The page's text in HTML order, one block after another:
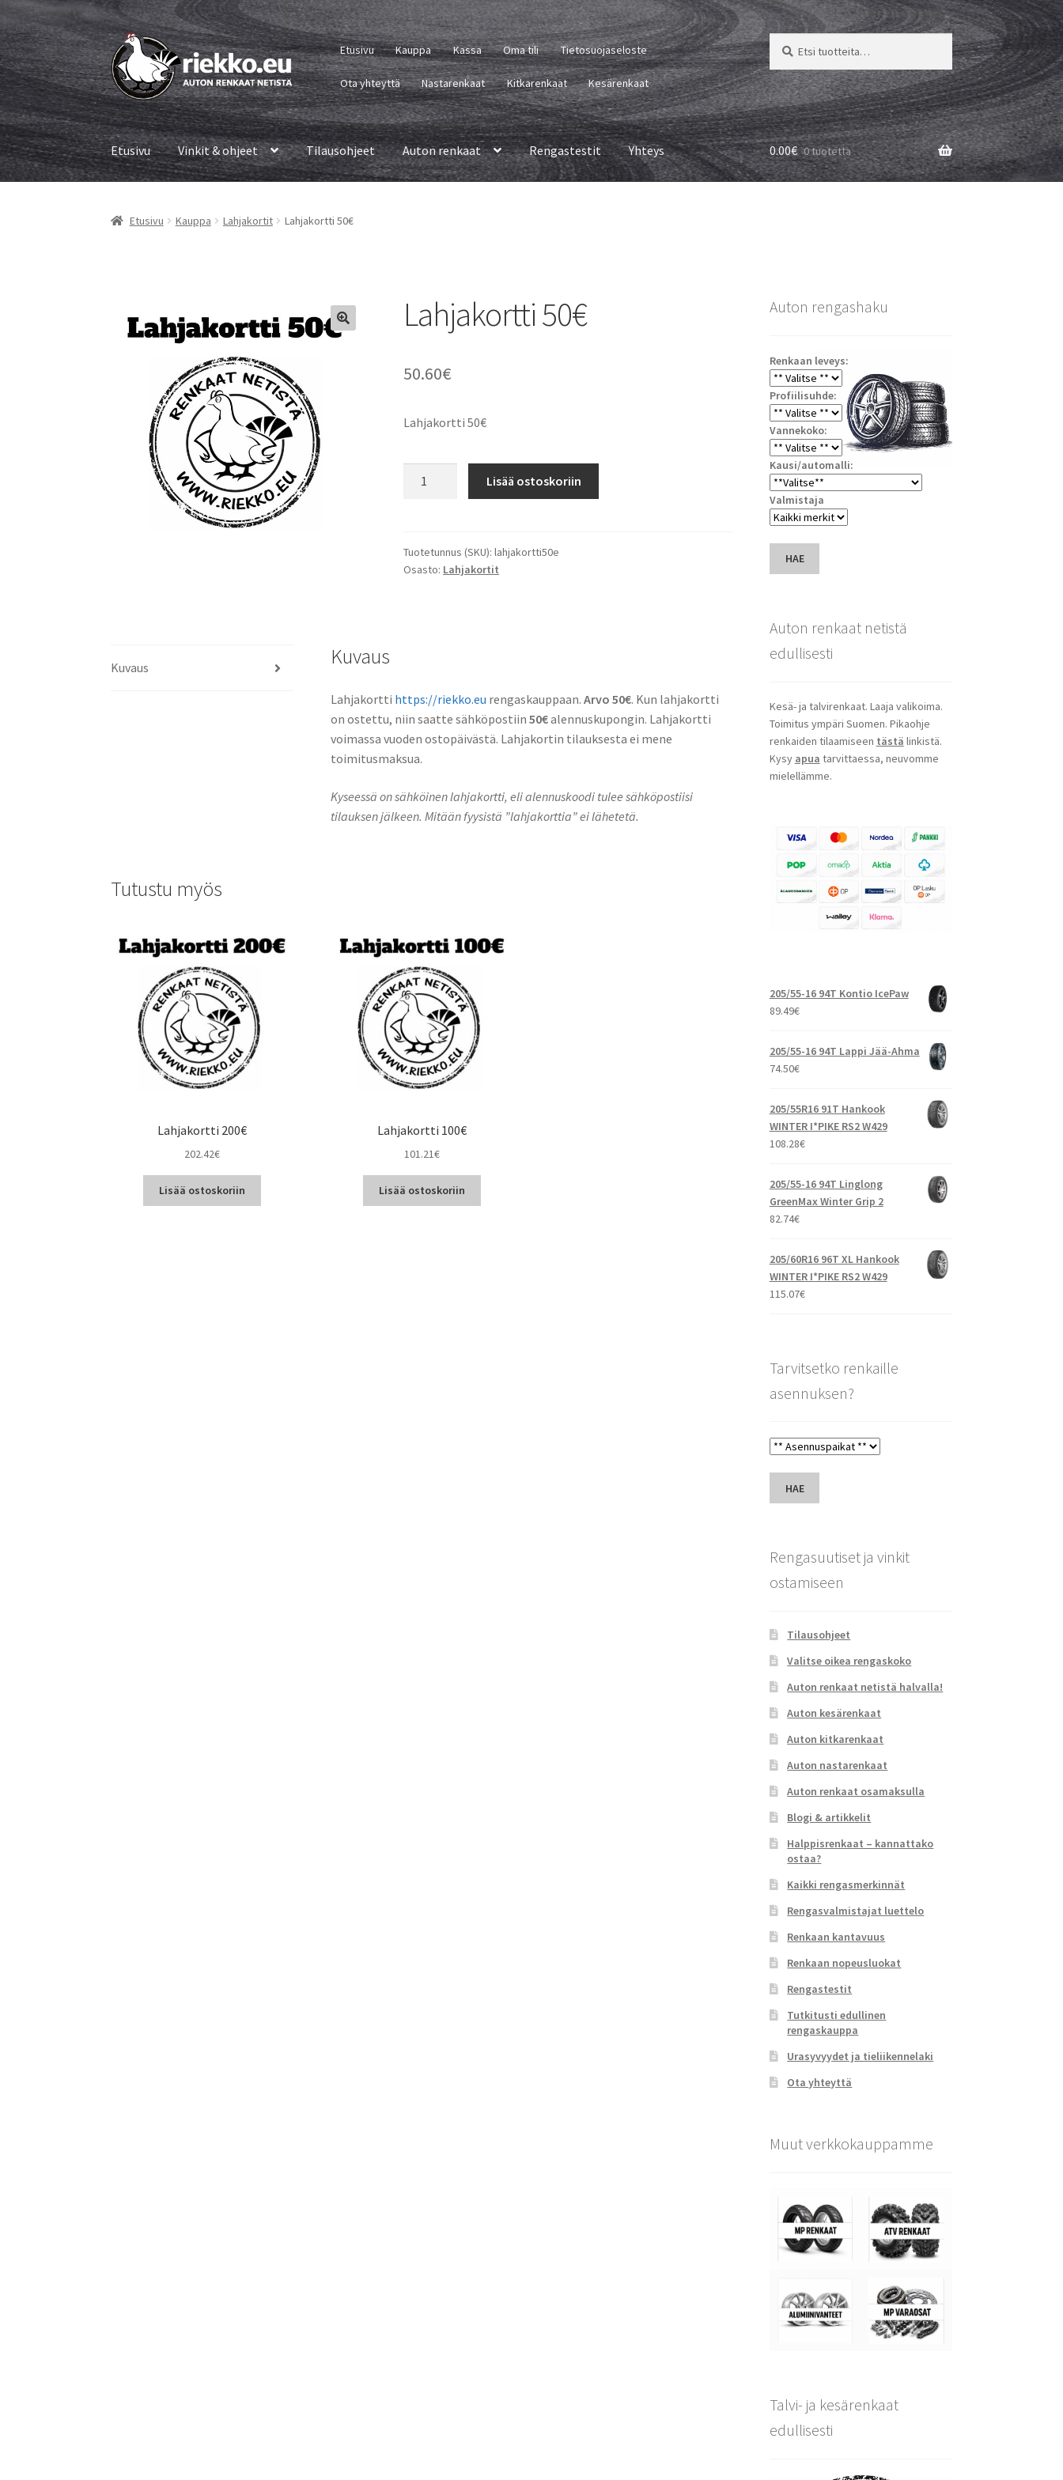
Siirry
navigointiin
Siirry
sisältöön
Etusivu Kauppa Kassa Oma tili Tietosuojaseloste
Ota yhteyttä Nastarenkaat Kitkarenkaat Kesärenkaat
Etsi:
Haku
Etusivu Vinkit & ohjeet Tilausohjeet Auton renkaat Rengastestit Yhteys 0.00€ 0 tuotetta
Etusivu Kauppa Lahjakortit Lahjakortti 50€
Lahjakortti 50€
50.60€
Lahjakortti 50€
Lisää ostoskoriin
Tuotetunnus (SKU):lahjakortti50e
Osasto: Lahjakortit
Kuvaus Kuvaus
Lahjakortti https://riekko.eu rengaskauppaan. Arvo 50€. Kun lahjakortti
on ostettu, niin saatte sähköpostiin 50€alennuskupongin. Lahjakortti
voimassa vuoden ostopäivästä. Lahjakortin tilauksesta ei mene
toimitusmaksua.
Kyseessä on sähköinen lahjakortti, eli alennuskoodi tulee sähköpostiisi
tilauksen jälkeen. Mitään fyysistä ”lahjakorttia” ei lähetetä.
Tutustu myös
Lahjakortti 200€
202.42€
Lisää ostoskoriin
Lahjakortti 100€
101.21€
Lisää ostoskoriin
Auton rengashaku
Renkaan leveys:
Profiilisuhde:
Vannekoko:
Kausi/automalli:
Valmistaja
HAE
Auton renkaat netistä
edullisesti
Kesä- ja talvirenkaat. Laaja valikoima.
Toimitus ympäri Suomen. Pikaohje
renkaiden tilaamiseen tästä linkistä.
Kysy apua tarvittaessa, neuvomme
mielellämme.
205/55-16 94T Kontio IcePaw
89.49€
205/55-16 94T Lappi Jää-Ahma
74.50€
205/55R16 91T Hankook
WINTER I*PIKE RS2 W429
108.28€
205/55-16 94T Linglong
GreenMax Winter Grip 2
82.74€
205/60R16 96T XL Hankook
WINTER I*PIKE RS2 W429
115.07€
Tarvitsetko renkaille
asennuksen?
HAE
Rengasuutiset ja vinkit
ostamiseen
Tilausohjeet
Valitse oikea rengaskoko
Auton renkaat netistä halvalla!
Auton kesärenkaat
Auton kitkarenkaat
Auton nastarenkaat
Auton renkaat osamaksulla
Blogi & artikkelit
Halppisrenkaat – kannattako
ostaa?
Kaikki rengasmerkinnät
Rengasvalmistajat luettelo
Renkaan kantavuus
Renkaan nopeusluokat
Rengastestit
Tutkitusti edullinen
rengaskauppa
Urasyvyydet ja tieliikennelaki
Ota yhteyttä
Muut verkkokauppamme
Talvi- ja kesärenkaat
edullisesti